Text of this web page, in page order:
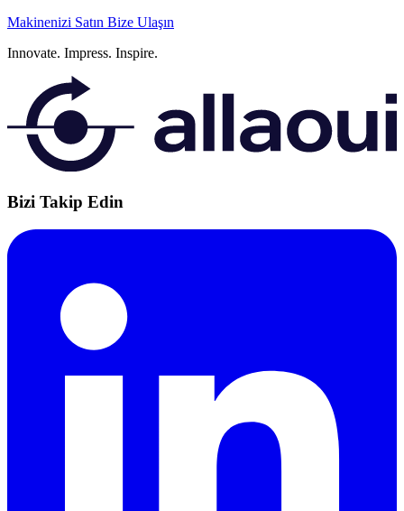
Makinenizi Satın Bize Ulaşın
Innovate. Impress. Inspire.
Bizi Takip Edin